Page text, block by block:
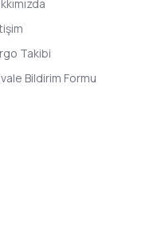
Takibi
Bildirim Formu